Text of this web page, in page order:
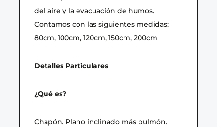
del aire y la evacuación de humos.
Contamos con las siguientes medidas:
80cm, 100cm, 120cm, 150cm, 200cm
Detalles Particulares
¿Qué es?
Chapón. Plano inclinado más pulmón.